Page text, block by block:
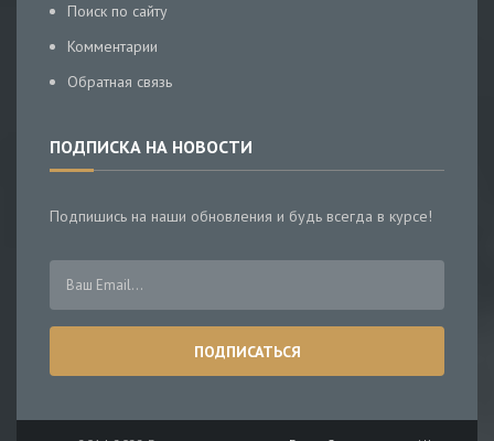
Поиск по сайту
Комментарии
Обратная связь
ПОДПИСКА НА НОВОСТИ
Подпишись на наши обновления и будь всегда в курсе!